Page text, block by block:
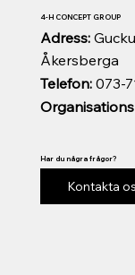
Telefon:073-
Adress:
Åkersberga
4-H CONCEPT GROUP
Har du några frågor?
Kontakta